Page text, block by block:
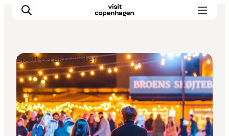
Aktiviteter
Mat och dryck
Planera din resa
Sport og aktiviteter